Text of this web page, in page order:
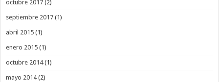
octubre 2017 (2)
septiembre 2017 (1)
abril 2015 (1)
enero 2015 (1)
octubre 2014(1)
mayo 2014(2)